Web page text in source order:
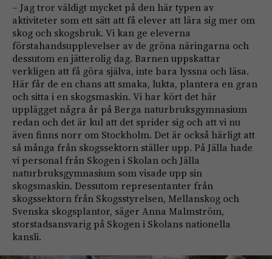
– Jag tror väldigt mycket på den här typen av
aktiviteter som ett sätt att få elever att lära sig mer om
skog och skogsbruk. Vi kan ge eleverna
förstahandsupplevelser av de gröna näringarna och
dessutom en jätterolig dag. Barnen uppskattar
verkligen att få göra själva, inte bara lyssna och läsa.
Här får de en chans att smaka, lukta, plantera en gran
och sitta i en skogsmaskin. Vi har kört det här
upplägget några år på Berga naturbruksgymnasium
redan och det är kul att det sprider sig och att vi nu
även finns norr om Stockholm. Det är också härligt att
så många från skogssektorn ställer upp. På Jälla hade
vi personal från Skogen i Skolan och Jälla
naturbruksgymnasium som visade upp sin
skogsmaskin. Dessutom representanter från
skogssektorn från Skogsstyrelsen, Mellanskog och
Svenska skogsplantor, säger Anna Malmström,
storstadsansvarig på Skogen i Skolans nationella
kansli.